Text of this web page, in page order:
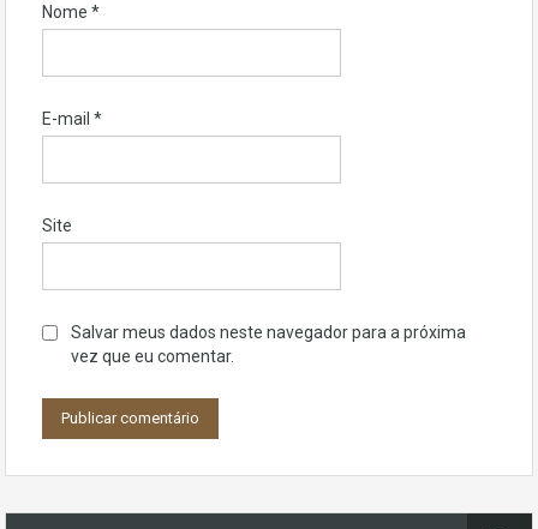
Nome *
E-mail *
Site
Salvar meus dados neste navegador para a próxima
vez que eu comentar.